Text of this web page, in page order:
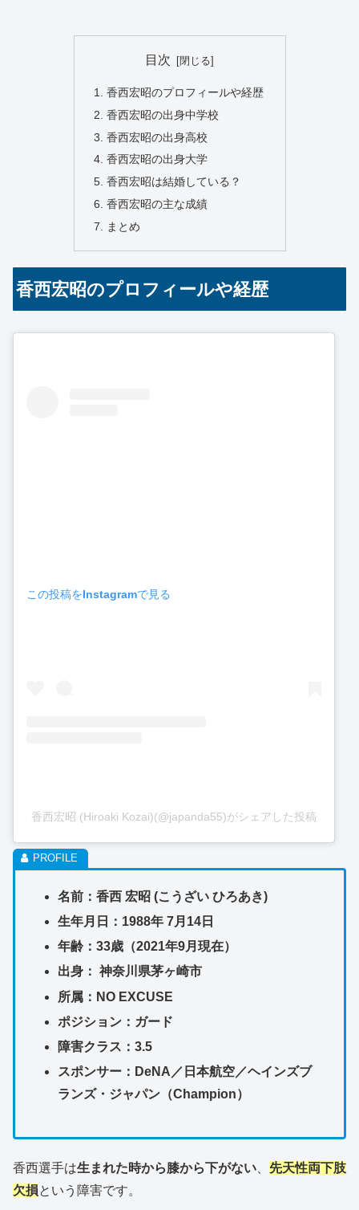
目次
香西宏昭のプロフィールや経歴
香西宏昭の出身中学校
香西宏昭の出身高校
香西宏昭の出身大学
香西宏昭は結婚している？
香西宏昭の主な成績
まとめ
香西宏昭のプロフィールや経歴
この投稿をInstagramで見る
香西宏昭 (Hiroaki Kozai)(@japanda55)がシェアした投稿
名前：香西 宏昭 (こうざい ひろあき)
生年月日：1988年 7月14日
年齢：33歳（2021年9月現在）
出身： 神奈川県茅ヶ崎市
所属：NO EXCUSE
ポジション：ガード
障害クラス：3.5
スポンサー：DeNA／日本航空／ヘインズブ
ランズ・ジャパン（Champion）
香西選手は生まれた時から膝から下がない
先天性両下肢
欠損という障害です。